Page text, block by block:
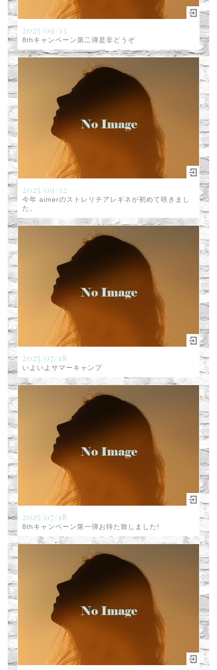
2025/09/13
8thキャンペーン第二弾是非どうぞ
2025/09/12
今年 aimerのストレリチアレギネが初めて咲きまし
た。
2025/07/18
いよいよサマーキャンプ
2025/07/18
8thキャンペーン第一弾お待た致しました!